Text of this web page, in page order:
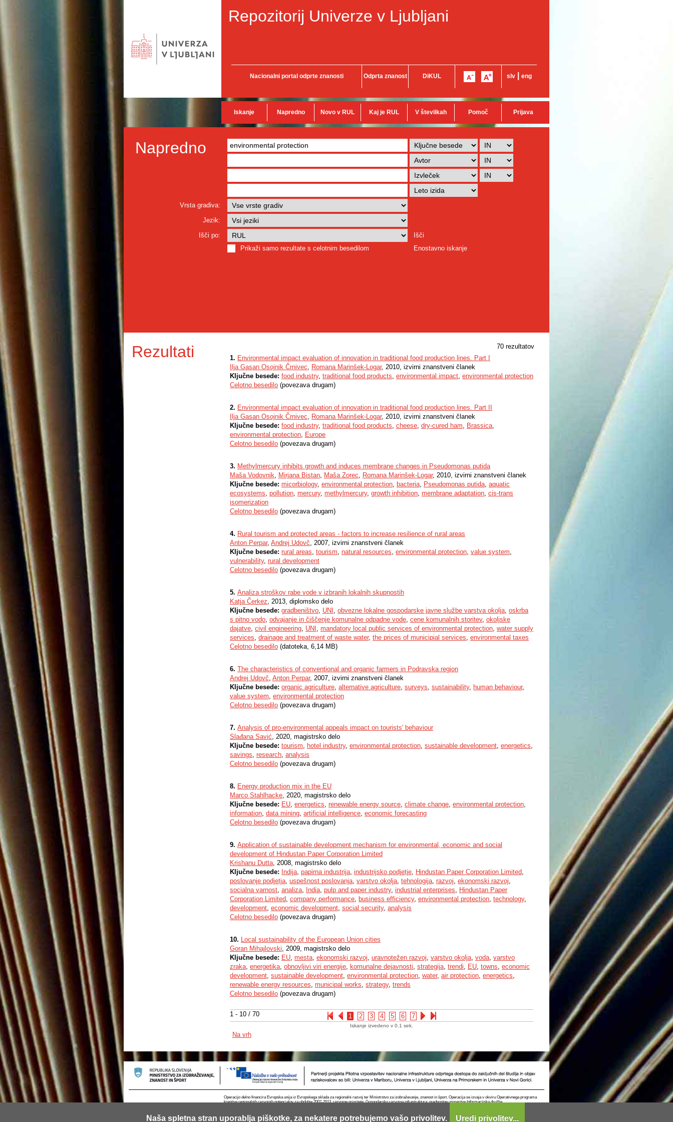
Naša spletna stran uporablja piškotke, za nekatere potrebujemo vašo privolitev. Uredi privolitev...
Repozitorij Univerze v Ljubljani
Nacionalni portal odprte znanosti Odprta znanost DiKUL slv eng
Iskanje Napredno Novo v RUL Kaj je RUL V številkah Pomoč Prijava
Napredno
Vrsta gradiva:
Jezik:
Išči po:
Išči
Prikaži samo rezultate s celotnim besedilom
Enostavno iskanje
Rezultati 70 rezultatov
1 - 10 / 70 1 2 3 4 5 6 7
1. Environmental impact evaluation of innovation in traditional food production lines. Part I
Ilja Gasan Osojnik Črnivec, Romana Marinšek-Logar, 2010, izvirni znanstveni članek
Ključne besede: food industry, traditional food products, environmental impact, environmental protection
Celotno besedilo (povezava drugam)
2. Environmental impact evaluation of innovation in traditional food production lines. Part II
Ilja Gasan Osojnik Črnivec, Romana Marinšek-Logar, 2010, izvirni znanstveni članek
Ključne besede: food industry, traditional food products, cheese, dry-cured ham, Brassica,
environmental protection, Europe
Celotno besedilo (povezava drugam)
3. Methylmercury inhibits growth and induces membrane changes in Pseudomonas putida
Maša Vodovnik, Mirjana Bistan, Maša Zorec, Romana Marinšek-Logar, 2010, izvirni znanstveni članek
Ključne besede: micorbiology, environmental protection, bacteria, Pseudomonas putida, aquatic
ecosystems, pollution, mercury, methylmercury, growth inhibition, membrane adaptation, cis-trans
isomerization
Celotno besedilo (povezava drugam)
4. Rural tourism and protected areas - factors to increase resilience of rural areas
Anton Perpar, Andrej Udovč, 2007, izvirni znanstveni članek
Ključne besede: rural areas, tourism, natural resources, environmental protection, value system,
vulnerability, rural development
Celotno besedilo (povezava drugam)
5. Analiza stroškov rabe vode v izbranih lokalnih skupnostih
Katja Čerkez, 2013, diplomsko delo
Ključne besede: gradbeništvo, UNI , obvezne lokalne gospodarske javne službe varstva okolja, oskrba
s pitno vodo, odvajanje in čiščenje komunalne odpadne vode, cene komunalnih storitev, okoljske
dajatve, civil engineering, UNI , mandatory local public services of environmental protection, water supply
services, drainage and treatment of waste water, the prices of municipial services, environmental taxes
Celotno besedilo (datoteka, 6,14 MB)
6. The characteristics of conventional and organic farmers in Podravska region
Andrej Udovč, Anton Perpar, 2007, izvirni znanstveni članek
Ključne besede: organic agriculture, alternative agriculture, surveys, sustainability, human behaviour,
value system, environmental protection
Celotno besedilo (povezava drugam)
7. Analysis of pro-environmental appeals impact on tourists' behaviour
Slađana Savić, 2020, magistrsko delo
Ključne besede: tourism, hotel industry, environmental protection, sustainable development, energetics,
savings, research, analysis
Celotno besedilo (povezava drugam)
8. Energy production mix in the EU
Marco Stahlhacke, 2020, magistrsko delo
Ključne besede: EU, energetics, renewable energy source, climate change, environmental protection,
information, data mining, artificial intelligence, economic forecasting
Celotno besedilo (povezava drugam)
9. Application of sustainable development mechanism for environmental, economic and social
development of Hindustan Paper Corporation Limited
Krishanu Dutta, 2008, magistrsko delo
Ključne besede: Indija, papirna industrija, industrijsko podjetje, Hindustan Paper Corporation Limited,
poslovanje podjetja, uspešnost poslovanja, varstvo okolja, tehnologija, razvoj, ekonomski razvoj,
socialna varnost, analiza, India, pulp and paper industry, industrial enterprises, Hindustan Paper
Corporation Limited, company performance, business efficiency, environmental protection, technology,
development, economic development, social security, analysis
Celotno besedilo (povezava drugam)
10. Local sustainability of the European Union cities
Goran Mihajlovski, 2009, magistrsko delo
Ključne besede: EU, mesta, ekonomski razvoj, uravnotežen razvoj, varstvo okolja, voda, varstvo
zraka, energetika, obnovljivi viri energije, komunalne dejavnosti, strategija, trendi, EU, towns, economic
development, sustainable development, environmental protection, water, air protection, energetics,
renewable energy resources, municipal works, strategy, trends
Celotno besedilo (povezava drugam)
Iskanje izvedeno v 0.1 sek.
Na vrh
Operacijo delno financira Evropska unija iz Evropskega sklada za regionalni razvoj ter Ministrstvo za izobraževanje, znanost in šport. Operacija se izvaja v okviru Operativnega programa
krepitve regionalnih razvojnih potencialov za obdobje 2007-2013, razvojne prioritete: Gospodarsko razvojna infrastruktura; prednostne usmeritve Informacijska družba.